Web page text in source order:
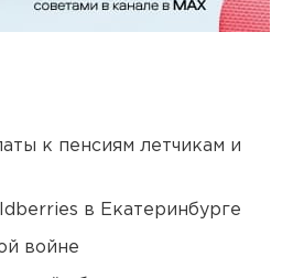
к пенсиям летчикам и
в Екатеринбурге
войне